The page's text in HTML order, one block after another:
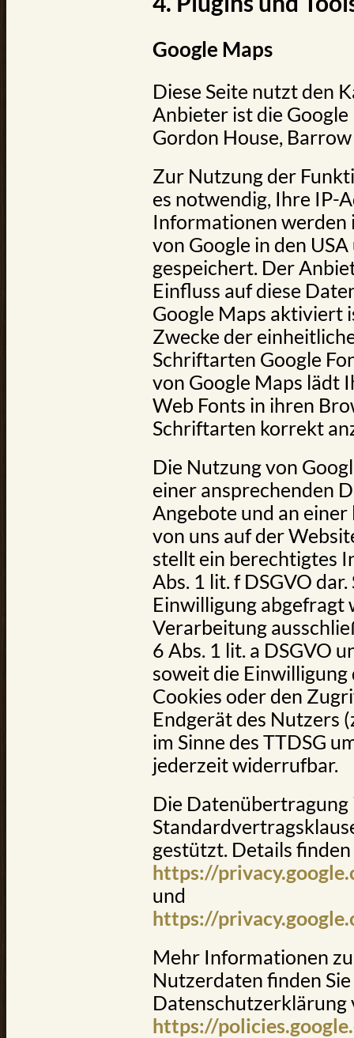
Google Maps
Diese Seite nutzt den
Anbieter ist die Google
Gordon House,
Zur Nutzung der
es notwendig, Ihre IP-
Informationen werden
von Google in den
gespeichert. Der
Einfluss auf diese
Google Maps aktiviert
Zwecke der
Schriftarten Google
von Google Maps lädt
Web Fonts in ihren
Schriftarten korrekt
Die Nutzung von
einer ansprechenden
Angebote und an
von uns auf der
stellt ein berechtigtes
Abs. 1 lit. f DSGVO
Einwilligung abgefragt
Verarbeitung
6 Abs. 1 lit. a DSGVO
soweit die Einwilligung
Cookies oder den
Endgerät des Nutzers
im Sinne des TTDSG
jederzeit widerrufbar.
Die Datenübertragung
gestützt. Details finden
https://
und
https://
Mehr Informationen
Nutzerdaten finden
Datenschutzerklärung
https://